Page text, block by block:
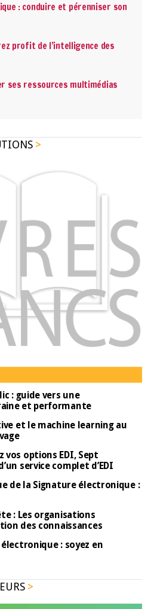
: conduire et pérenniser son
profit de l’intelligence des
ses ressources multimédias
: guide vers une
et performante
et le machine learning au
vos options EDI, Sept
service complet d’EDI
de la Signature électronique :
: Les organisations
des connaissances
: soyez en